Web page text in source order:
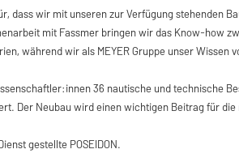
wir mit unseren zur Verfügung stehenden
mit Fassmer bringen wir das Know-how
während wir als MEYER Gruppe unser Wissen
36 nautische und technische
Der Neubau wird einen wichtigen Beitrag für
gestellte POSEIDON.